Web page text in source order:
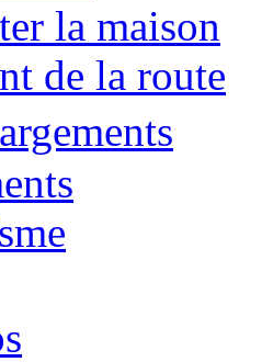
la maison
de la route